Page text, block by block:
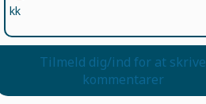
kk
Tilmeld dig/ind for at skrive
kommentarer